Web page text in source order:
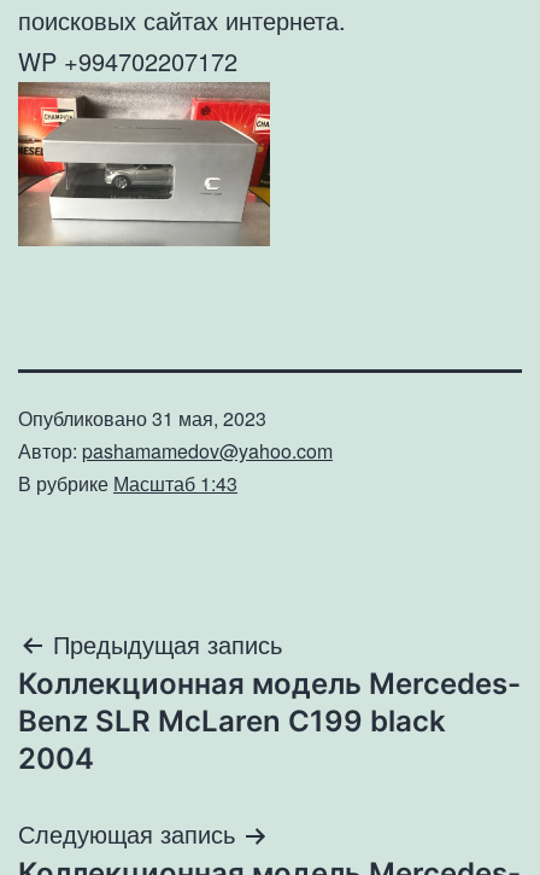
поисковых сайтах интернета.
WP +994702207172
Опубликовано31 мая, 2023
Автор: pashamamedov@yahoo.com
В рубрике Масштаб 1:43
Навигация
по
записям
Предыдущая запись
Коллекционная модель Mercedes-
Benz SLR McLaren C199 black
2004
Следующая запись